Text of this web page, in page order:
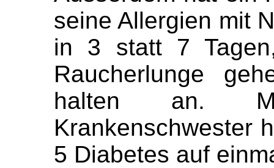
seine Allergien mit
in 3 statt 7
Raucherlunge
halten an.
Krankenschwester
5 Diabetes auf